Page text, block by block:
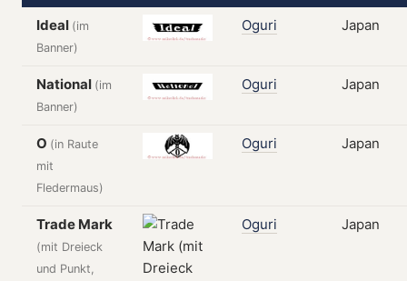
Ideal (im
Banner)
Oguri Japan
National (im
Banner)
Oguri Japan
O (in Raute
mit
Fledermaus)
Oguri Japan
Trade Mark
(mit Dreieck
und Punkt,
Oguri Japan